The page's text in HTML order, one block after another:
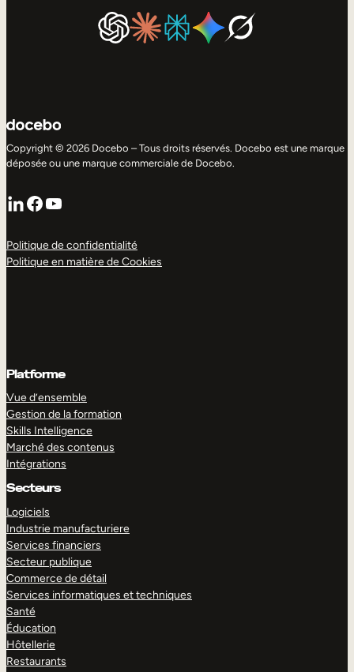
Copyright © 2026 Docebo – Tous droits réservés. Docebo est une marque
déposée ou une marque commerciale de Docebo.
LinkedIn
Facebook
YouTube
Politique de confidentialité
Politique en matière de Cookies
Platforme
Vue d’ensemble
Gestion de la formation
Skills Intelligence
Marché des contenus
Intégrations
Secteurs
Logiciels
Industrie manufacturiere
Services financiers
Secteur publique
Commerce de détail
Services informatiques et techniques
Santé
Éducation
Hôtellerie
Restaurants